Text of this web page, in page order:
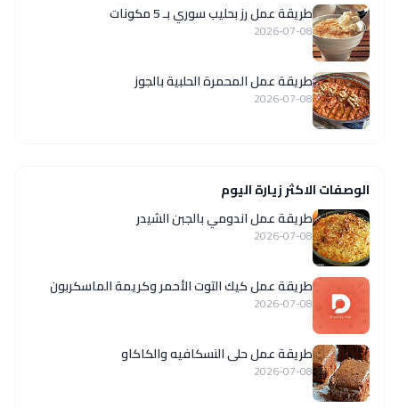
طريقة عمل رز بحليب سوري بـ 5 مكونات
2026-07-08
طريقة عمل المحمرة الحلبية بالجوز
2026-07-08
الوصفات الاكثر زيارة اليوم
طريقة عمل اندومي بالجبن الشيدر
2026-07-08
طريقة عمل كيك التوت الأحمر وكريمة الماسكربون
2026-07-08
طريقة عمل حلى النسكافيه والكاكاو
2026-07-08